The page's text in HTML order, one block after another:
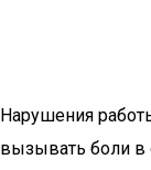
Нарушения
вызывать боли в